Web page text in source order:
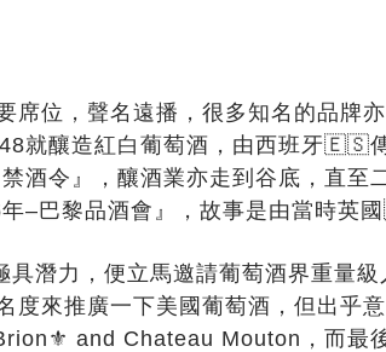
席位，聲名遠播，很多知名的品牌
就釀造紅白葡萄酒，由西班牙🇪🇸
酒令』，釀酒業亦走到谷底，直至
年– 巴黎品酒會』， 故事是由當時英國
潛力，便立馬邀請葡萄酒界重量
度來推廣一下美國葡萄酒，但出乎
and Chateau Mouton ，而最